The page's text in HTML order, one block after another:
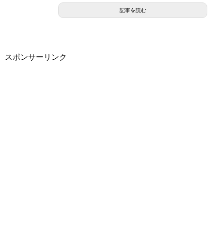
記事を読む
スポンサーリンク